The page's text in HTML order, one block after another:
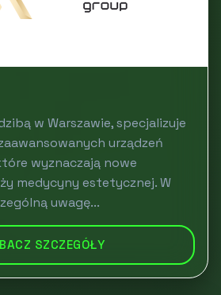
w Warszawie, specjalizuje
urządzeń
wyznaczają nowe
medycyny estetycznej. W
uwagę...
SZCZEGÓŁY